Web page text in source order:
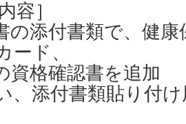
容］
の添付書類で、健
ード、
格確認書を追加
添付書類貼り付け